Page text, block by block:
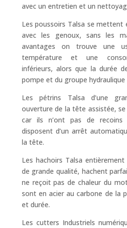
avec un entretien et un
Les poussoirs Talsa se mettent
avec les genoux, sans les
avantages on trouve une
température et une
inférieurs, alors que la durée
pompe et du groupe
Les pétrins Talsa d’une
ouverture de la tête assistée,
car ils n’ont pas de recoins
disposent d’un arrêt
la tête.
Les hachoirs Talsa
de grande qualité, hachent
ne reçoit pas de chaleur du
sont en acier au carbone de la
et durée.
Les cutters Industriels